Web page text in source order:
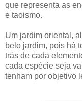
que representa as
e taoismo.
Um jardim oriental,
belo jardim, pois há
trás de cada
cada espécie seja
tenham por objetivo